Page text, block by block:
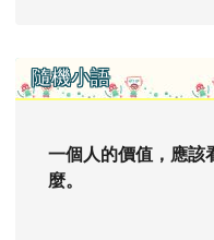
右邊區域內容
隨機小語
一個人的價值，應該
麼。